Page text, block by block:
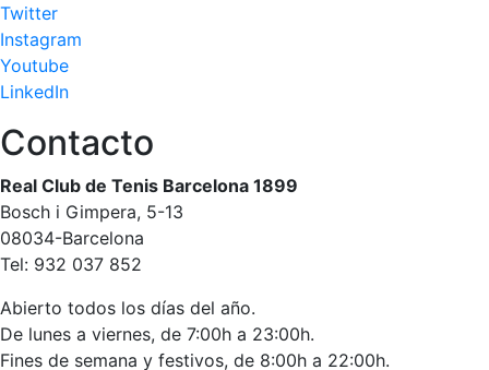
Twitter
Instagram
Youtube
LinkedIn
Contacto
Real Club de Tenis Barcelona 1899
Bosch i Gimpera, 5-13
08034-Barcelona
Tel: 932 037 852
Abierto todos los días del año.
De lunes a viernes, de 7:00h a 23:00h.
Fines de semana y festivos, de 8:00h a 22:00h.